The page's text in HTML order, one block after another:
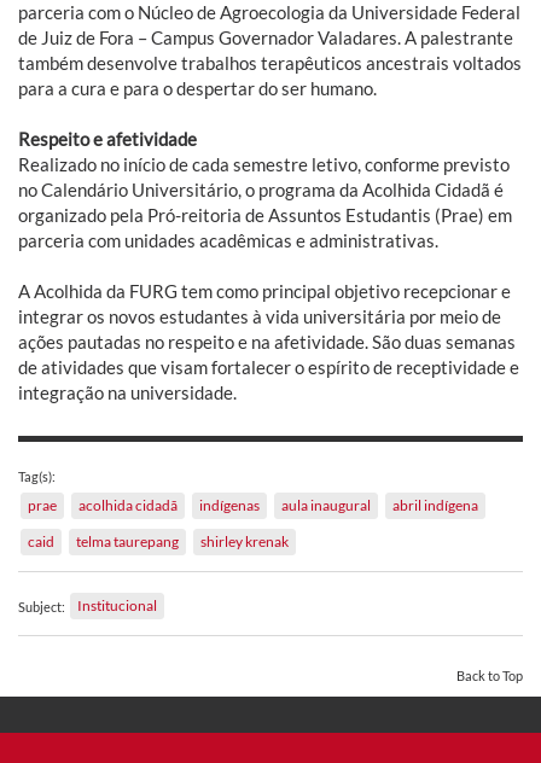
parceria com o Núcleo de Agroecologia da Universidade Federal
de Juiz de Fora – Campus Governador Valadares. A palestrante
também desenvolve trabalhos terapêuticos ancestrais voltados
para a cura e para o despertar do ser humano.
Respeito e afetividade
Realizado no início de cada semestre letivo, conforme previsto
no Calendário Universitário, o programa da Acolhida Cidadã é
organizado pela Pró-reitoria de Assuntos Estudantis (Prae) em
parceria com unidades acadêmicas e administrativas.
A Acolhida da FURG tem como principal objetivo recepcionar e
integrar os novos estudantes à vida universitária por meio de
ações pautadas no respeito e na afetividade. São duas semanas
de atividades que visam fortalecer o espírito de receptividade e
integração na universidade.
Tag(s):
prae acolhida cidadã indígenas aula inaugural
abril indígena
caid
telma taurepang shirley krenak
Subject: Institucional
Back to Top